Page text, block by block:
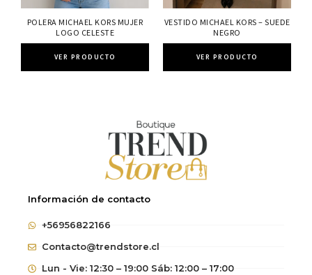
POLERA MICHAEL KORS MUJER
LOGO CELESTE
VER PRODUCTO
VESTIDO MICHAEL KORS – SUEDE
NEGRO
VER PRODUCTO
Información de contacto
+56956822166
Contacto@trendstore.cl
Lun - Vie: 12:30 – 19:00 Sáb: 12:00 – 17:00